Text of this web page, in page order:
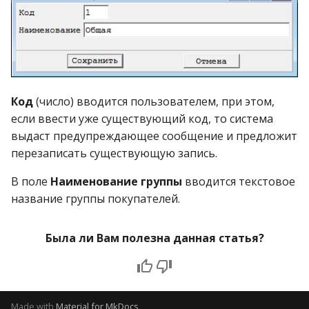
Реестр документов
Реестр документов
розничного склада
поставщика
Реестр розничных цен
товара (Генератор)
операции»
Модуль «Торговые
технологии»
Работа с остатками
Работа со сроками
годности
Работа с фасовкой
товара
Справочники
Услуги
Код(число) вводится пользователем, при этом,
если ввести уже существующий код, то система
выдаст предупреждающее сообщение и предложит
перезаписать существующую запись.
В поле Наименование группы вводится текстовое
название группы покупателей.
Была ли Вам полезна данная статья?
Made with Material for MkDocs